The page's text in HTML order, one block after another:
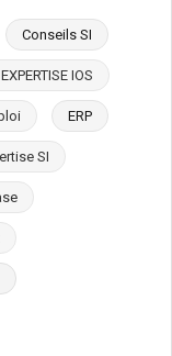
Conseils SI
IOS
ERP
SI